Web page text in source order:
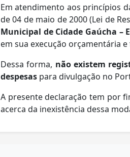
Em atendimento aos princípios
de 04 de maio de 2000 (Lei de
Municipal de Cidade Gaúcha –
em sua execução orçamentária
Dessa forma, não existem
despesas para divulgação no
A presente declaração tem por
acerca da inexistência dessa